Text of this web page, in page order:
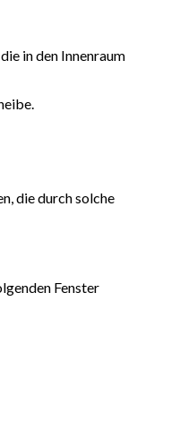
in den Innenraum
die durch solche
Fenster